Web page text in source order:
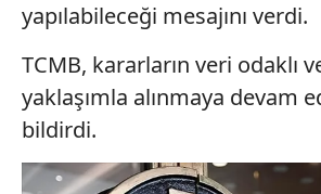
yapılabileceği mesajını verdi.
TCMB, kararların veri odaklı
yaklaşımla alınmaya devam
bildirdi.